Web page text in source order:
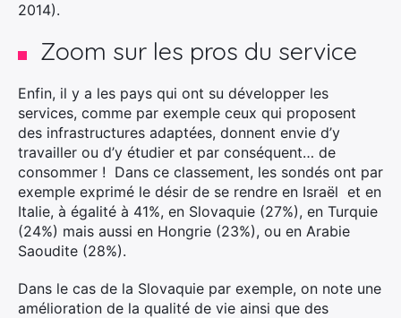
2014).
Zoom sur les pros du service
Enfin, il y a les pays qui ont su développer les
services, comme par exemple ceux qui proposent
des infrastructures adaptées, donnent envie d’y
travailler ou d’y étudier et par conséquent… de
consommer ! Dans ce classement, les sondés ont par
exemple exprimé le désir de se rendre en Israël et en
Italie, à égalité à 41%, en Slovaquie (27%), en Turquie
(24%) mais aussi en Hongrie (23%), ou en Arabie
Saoudite (28%).
Dans le cas de la Slovaquie par exemple, on note une
amélioration de la qualité de vie ainsi que des
×
Rechercher
: